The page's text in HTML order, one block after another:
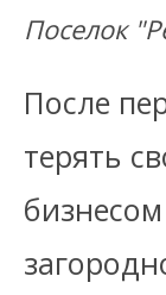
Поселок
После
терять